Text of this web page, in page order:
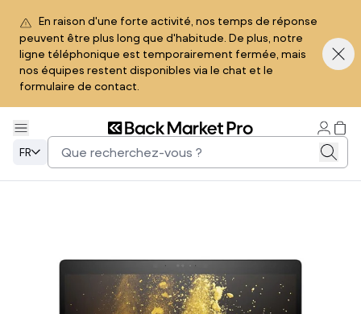
En raison d'une forte activité, nos temps de réponse
peuvent être plus long que d'habitude. De plus, notre
ligne téléphonique est temporairement fermée, mais
nos équipes restent disponibles via le chat et le
formulaire de contact.
FR